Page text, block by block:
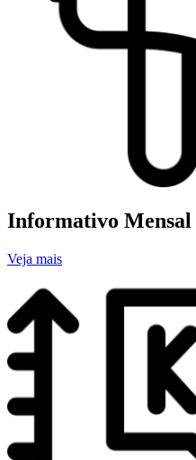
Informativo Mensal
Veja mais